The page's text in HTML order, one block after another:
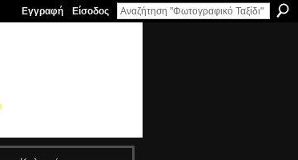
Εγγραφή Είσοδος